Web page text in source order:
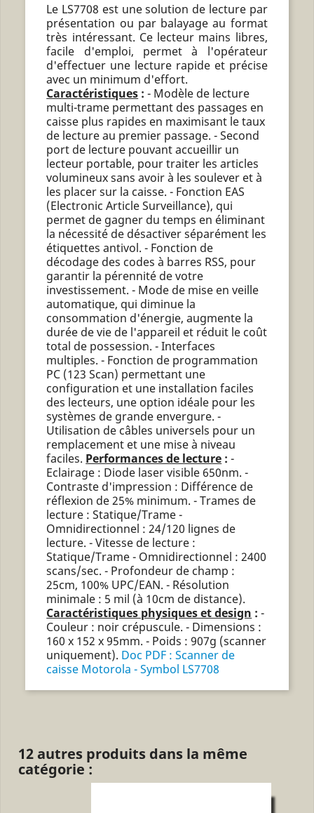
Le LS7708 est une solution de lecture par
présentation ou par balayage au format
très intéressant. Ce lecteur mains libres,
facile d'emploi, permet à l'opérateur
d'effectuer une lecture rapide et précise
avec un minimum d'effort.
Caractéristiques : - Modèle de lecture
multi-trame permettant des passages en
caisse plus rapides en maximisant le taux
de lecture au premier passage. - Second
port de lecture pouvant accueillir un
lecteur portable, pour traiter les articles
volumineux sans avoir à les soulever et à
les placer sur la caisse. - Fonction EAS
(Electronic Article Surveillance), qui
permet de gagner du temps en éliminant
la nécessité de désactiver séparément les
étiquettes antivol. - Fonction de
décodage des codes à barres RSS, pour
garantir la pérennité de votre
investissement. - Mode de mise en veille
automatique, qui diminue la
consommation d'énergie, augmente la
durée de vie de l'appareil et réduit le coût
total de possession. - Interfaces
multiples. - Fonction de programmation
PC (123 Scan) permettant une
configuration et une installation faciles
des lecteurs, une option idéale pour les
systèmes de grande envergure. -
Utilisation de câbles universels pour un
remplacement et une mise à niveau
faciles. Performances de lecture : -
Eclairage : Diode laser visible 650nm. -
Contraste d'impression : Différence de
réflexion de 25% minimum. - Trames de
lecture : Statique/Trame -
Omnidirectionnel : 24/120 lignes de
lecture. - Vitesse de lecture :
Statique/Trame - Omnidirectionnel : 2400
scans/sec. - Profondeur de champ :
25cm, 100% UPC/EAN. - Résolution
minimale : 5 mil (à 10cm de distance).
Caractéristiques physiques et design : -
Couleur : noir crépuscule. - Dimensions :
160 x 152 x 95mm. - Poids : 907g (scanner
uniquement). Doc PDF : Scanner de
caisse Motorola - Symbol LS7708
12 autres produits dans la même
catégorie :